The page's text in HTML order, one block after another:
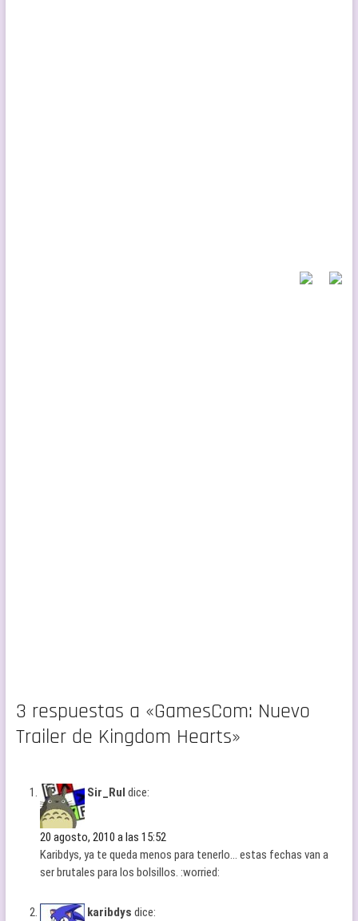
3 respuestas a «GamesCom: Nuevo
Trailer de Kingdom Hearts»
Sir_Rul dice:
20 agosto, 2010 a las 15:52
Karibdys, ya te queda menos para tenerlo… estas fechas van a
ser brutales para los bolsillos. :worried:
karibdys dice: